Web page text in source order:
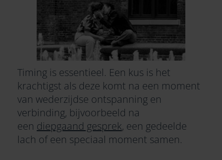
Timing is essentieel. Een kus is het
krachtigst als deze komt na een moment
van wederzijdse ontspanning en
verbinding, bijvoorbeeld na
een diepgaand gesprek, een gedeelde
lach of een speciaal moment samen.